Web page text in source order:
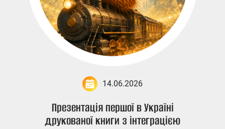
14.06.2026
Презентація першої в Україні
друкованої книги з інтеграцією